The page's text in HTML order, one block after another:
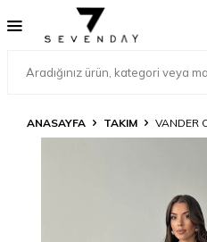
ANASAYFA TAKIM VANDER